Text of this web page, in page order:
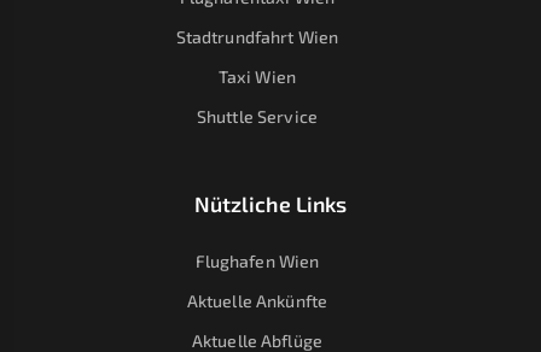
Stadtrundfahrt Wien
Taxi Wien
Shuttle Service
Nützliche Links
Flughafen Wien
Aktuelle Ankünfte
Aktuelle Abflüge